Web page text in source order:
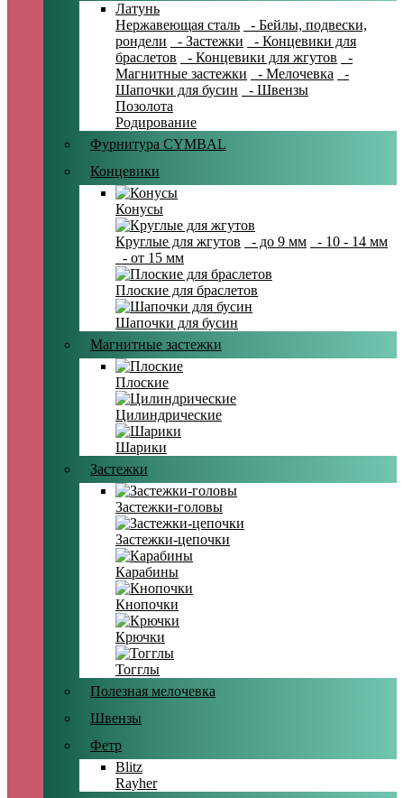
Латунь
Нержавеющая сталь
- Бейлы, подвески,
рондели
- Застежки
- Концевики для
браслетов
- Концевики для жгутов
-
Магнитные застежки
- Мелочевка
-
Шапочки для бусин
- Швензы
Позолота
Родирование
Фурнитура CYMBAL
Концевики
Конусы
Круглые для жгутов - до 9 мм
- 10 - 14 мм
- от 15 мм
Плоские для браслетов
Шапочки для бусин
Магнитные застежки
Плоские
Цилиндрические
Шарики
Застежки
Застежки-головы
Застежки-цепочки
Карабины
Кнопочки
Крючки
Тогглы
Полезная мелочевка
Швензы
Фетр
Blitz
Rayher